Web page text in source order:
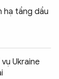
hạ tầng dầu
Ukraine